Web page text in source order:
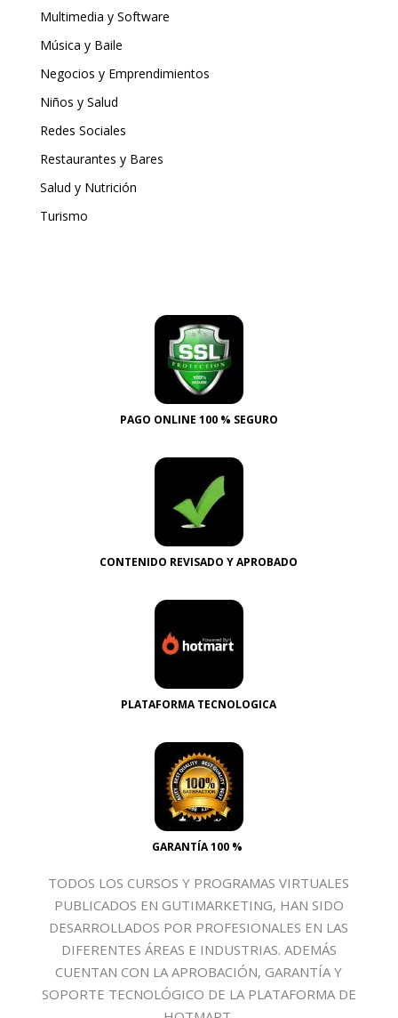
Multimedia y Software
Música y Baile
Negocios y Emprendimientos
Niños y Salud
Redes Sociales
Restaurantes y Bares
Salud y Nutrición
Turismo
PAGO ONLINE 100 % SEGURO
CONTENIDO REVISADO Y APROBADO
PLATAFORMA TECNOLOGICA
GARANTÍA 100 %
TODOS LOS CURSOS Y PROGRAMAS VIRTUALES
PUBLICADOS EN GUTIMARKETING, HAN SIDO
DESARROLLADOS POR PROFESIONALES EN LAS
DIFERENTES ÁREAS E INDUSTRIAS. ADEMÁS
CUENTAN CON LA APROBACIÓN, GARANTÍA Y
SOPORTE TECNOLÓGICO DE LA PLATAFORMA DE